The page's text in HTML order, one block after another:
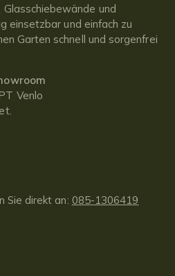
und
einsetzbar und einfach zu
Garten schnell und sorgenfrei
Venlo
Sie direkt an: 085-1306419